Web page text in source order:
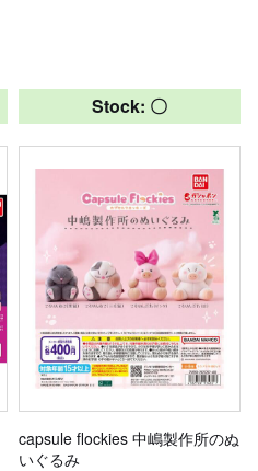
Stock: 〇
capsule flockies 中嶋製作所のぬ
いぐるみ